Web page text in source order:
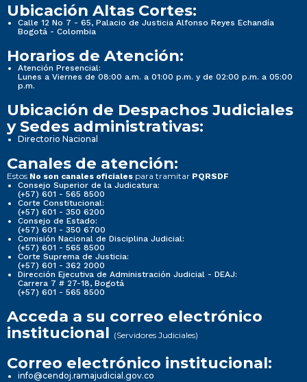
Ubicación Altas Cortes:
Calle 12 No 7 - 65, Palacio de Justicia Alfonso Reyes Echandía
Bogotá - Colombia
Horarios de Atención:
Atención Presencial:
Lunes a Viernes de 08:00 a.m. a 01:00 p.m. y de 02:00 p.m. a 05:00
p.m.
Ubicación de Despachos Judiciales
y Sedes administrativas:
Directorio Nacional
Canales de atención:
Estos No son canales oficiales para tramitar PQRSDF
Consejo Superior de la Judicatura:
(+57) 601 - 565 8500
Corte Constitucional:
(+57) 601 - 350 6200
Consejo de Estado:
(+57) 601 - 350 6700
Comisión Nacional de Disciplina Judicial:
(+57) 601 - 565 8500
Corte Suprema de Justicia:
(+57) 601 - 362 2000
Dirección Ejecutiva de Administración Judicial - DEAJ:
Carrera 7 # 27-18, Bogotá
(+57) 601 - 565 8500
Acceda a su correo electrónico
institucional (Servidores Judiciales)
Correo electrónico institucional:
info@cendoj.ramajudicial.gov.co